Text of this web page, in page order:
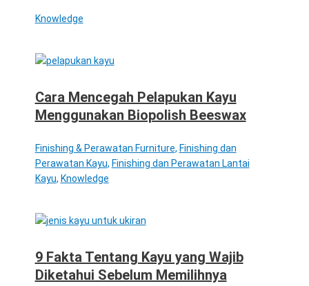
Knowledge
Cara Mencegah Pelapukan Kayu
Menggunakan Biopolish Beeswax
Finishing & Perawatan Furniture, Finishing dan
Perawatan Kayu, Finishing dan Perawatan Lantai
Kayu, Knowledge
9 Fakta Tentang Kayu yang Wajib
Diketahui Sebelum Memilihnya